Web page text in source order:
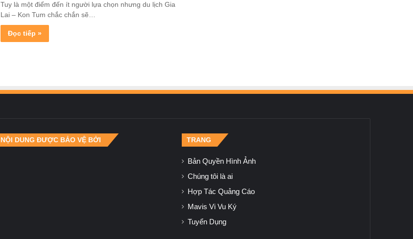
Tuy là một điểm đến ít người lựa chọn nhưng du lịch Gia
Lai – Kon Tum chắc chắn sẽ…
Đọc tiếp »
NỘI DUNG ĐƯỢC BẢO VỆ BỞI TRANG
Bản Quyền Hình Ảnh
Chúng tôi là ai
Hợp Tác Quảng Cáo
Mavis Vi Vu Ký
Tuyển Dụng